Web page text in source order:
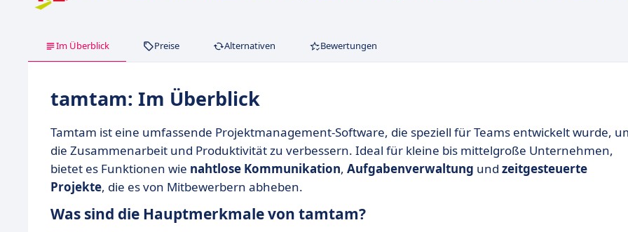
Im Überblick Preise Alternativen Bewertungen
tamtam: Im Überblick
Tamtam ist eine umfassende Projektmanagement-Software, die speziell für Teams entwickelt wurde,
die Zusammenarbeit und Produktivität zu verbessern. Ideal für kleine bis mittelgroße Unternehmen,
bietet es Funktionen wie nahtlose Kommunikation, Aufgabenverwaltung und zeitgesteuerte
Projekte, die es von Mitbewerbern abheben.
Was sind die Hauptmerkmale von tamtam?